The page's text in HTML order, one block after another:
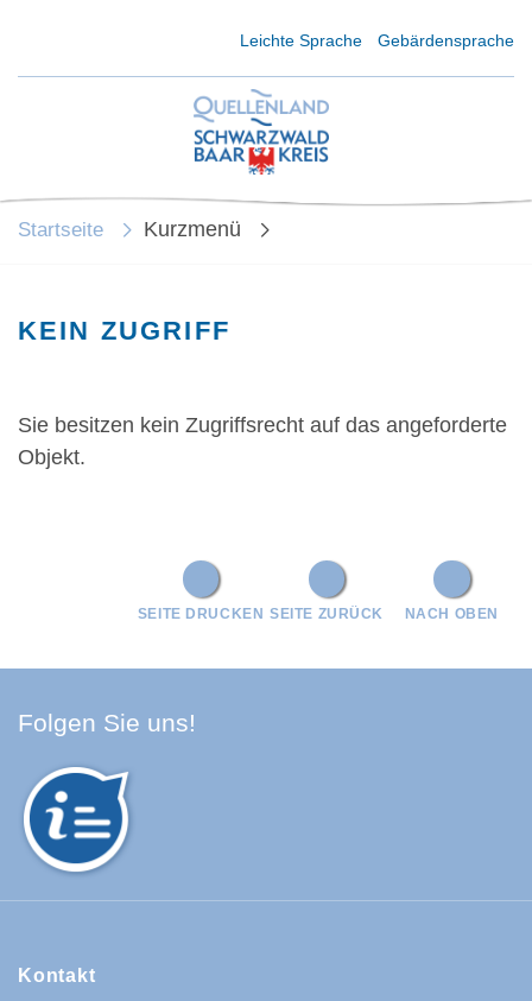
Leichte Sprache Gebärdensprache
Startseite Kurzmenü
KEIN ZUGRIFF
Sie besitzen kein Zugriffsrecht auf das angeforderte
Objekt.
NACH OBEN
SEITE ZURÜCK
SEITE DRUCKEN
Folgen Sie uns!
Kontakt